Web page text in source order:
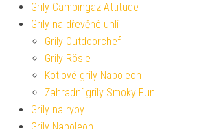
Grily Campingaz Attitude
Grily na dřevěné uhlí
Grily Outdoorchef
Grily Rösle
Kotlové grily Napoleon
Zahradní grily Smoky Fun
Grily na ryby